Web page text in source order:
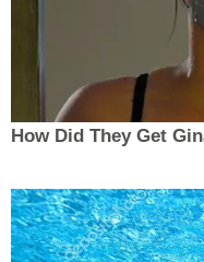
How Did They Get